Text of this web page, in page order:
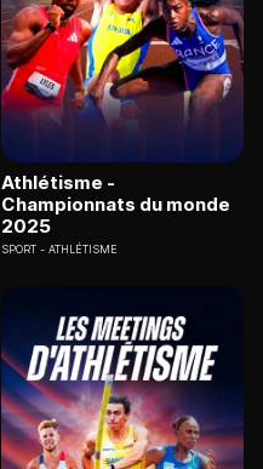
Athlétisme -
Championnats du monde
2025
SPORT ATHLÉTISME